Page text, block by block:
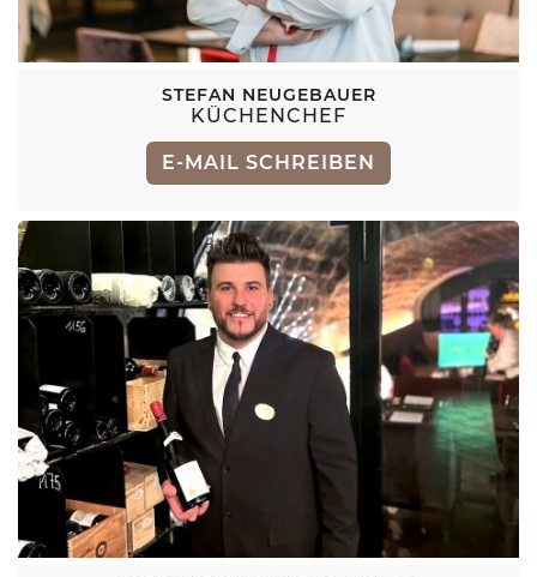
STEFAN NEUGEBAUER
KÜCHENCHEF
E-MAIL SCHREIBEN